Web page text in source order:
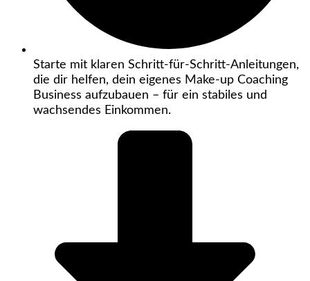
Starte mit klaren Schritt-für-Schritt-Anleitungen,
die dir helfen, dein eigenes Make-up Coaching
Business aufzubauen – für ein stabiles und
wachsendes Einkommen.